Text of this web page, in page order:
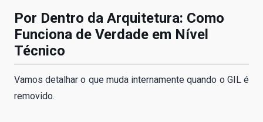
Por Dentro da Arquitetura: Como
Funciona de Verdade em Nível
Técnico
Vamos detalhar o que muda internamente quando o GIL é
removido.